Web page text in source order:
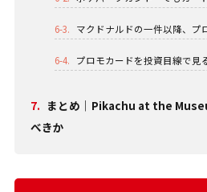
6-3. マクドナルドの一件以降、プ
6-4. プロモカードを投資目線で見
7. まとめ｜Pikachu at the
べきか